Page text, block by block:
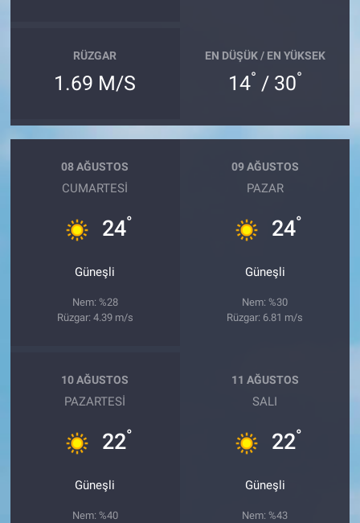
RÜZGAR
1.69 M/S
EN DÜŞÜK / EN YÜKSEK
14° / 30°
08 AĞUSTOS
CUMARTESI
24°
Güneşli
Nem: %28
Rüzgar: 4.39 m/s
09 AĞUSTOS
PAZAR
24°
Güneşli
Nem: %30
Rüzgar: 6.81 m/s
10 AĞUSTOS
PAZARTESI
22°
Güneşli
Nem: %40
11 AĞUSTOS
SALI
22°
Güneşli
Nem: %43